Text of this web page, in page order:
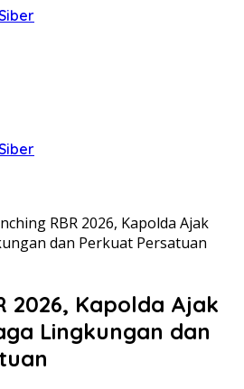
RBR 2026, Kapolda Ajak
dan Perkuat Persatuan
2026, Kapolda Ajak
Lingkungan dan